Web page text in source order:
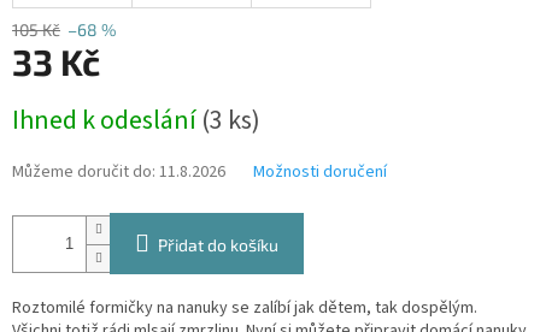
105 Kč –68 %
33 Kč
cena:
Ihned k odeslání(3 ks)
Můžeme doručit do: 11.8.2026 Možnosti doručení
Přidat do košíku
Roztomilé formičky na nanuky se zalíbí jak dětem, tak dospělým.